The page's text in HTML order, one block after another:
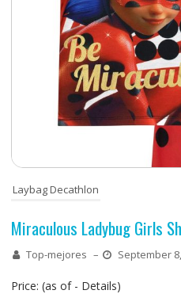
Laybag Decathlon
Miraculous Ladybug Girls
Top-mejores – September
Price: (as of - Details)